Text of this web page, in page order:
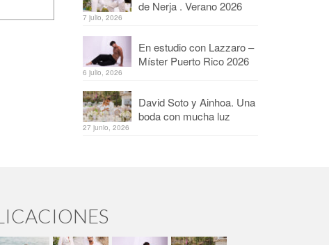
de Nerja . Verano 2026
7 julio, 2026
En estudio con Lazzaro –
Míster Puerto Rico 2026
6 julio, 2026
David Soto y Ainhoa. Una
boda con mucha luz
27 junio, 2026